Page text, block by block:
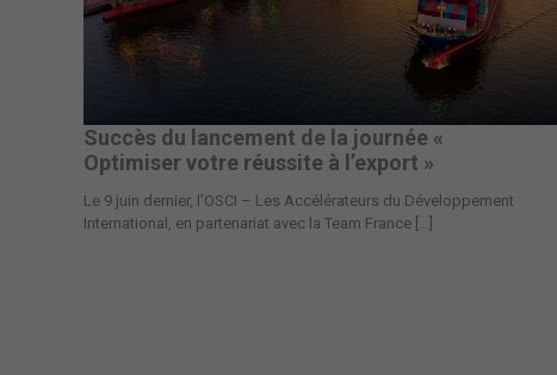
Succès du lancement de la journée «
Optimiser votre réussite à l’export »
Le 9 juin dernier, l’OSCI – Les Accélérateurs du Développement
International, en partenariat avec la Team France [...]